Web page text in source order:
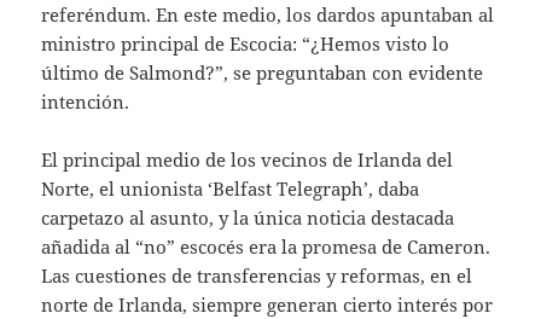
referéndum. En este medio, los dardos apuntaban al
ministro principal de Escocia: “¿Hemos visto lo
último de Salmond?”, se preguntaban con evidente
intención.
El principal medio de los vecinos de Irlanda del
Norte, el unionista ‘Belfast Telegraph’, daba
carpetazo al asunto, y la única noticia destacada
añadida al “no” escocés era la promesa de Cameron.
Las cuestiones de transferencias y reformas, en el
norte de Irlanda, siempre generan cierto interés por